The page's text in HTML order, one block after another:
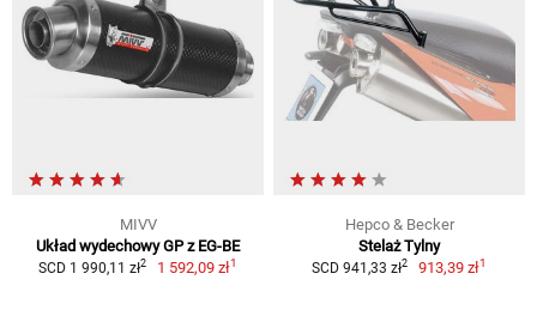
MIVV
Układ wydechowy GP z EG-BE
SCD 1 990,11 zł2 1 592,09 zł1
Hepco & Becker
Stelaż Tylny
SCD 941,33 zł2 913,39 zł1